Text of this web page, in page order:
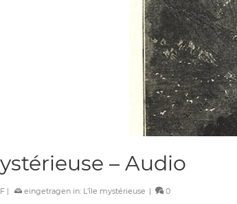
– Audio
| eingetragen in: L'île mystérieuse | 0